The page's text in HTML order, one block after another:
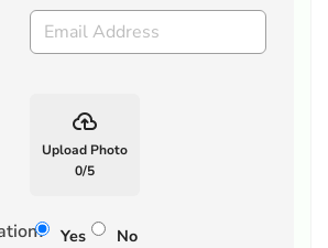
backup
Upload Photo
0/5
Yes No